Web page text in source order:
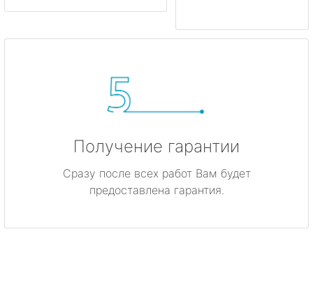
Получение гарантии
Сразу после всех работ Вам будет
предоставлена гарантия.